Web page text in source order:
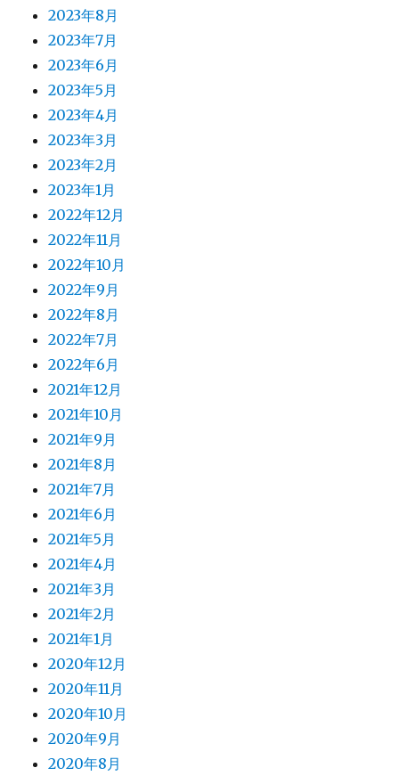
2023年8月
2023年7月
2023年6月
2023年5月
2023年4月
2023年3月
2023年2月
2023年1月
2022年12月
2022年11月
2022年10月
2022年9月
2022年8月
2022年7月
2022年6月
2021年12月
2021年10月
2021年9月
2021年8月
2021年7月
2021年6月
2021年5月
2021年4月
2021年3月
2021年2月
2021年1月
2020年12月
2020年11月
2020年10月
2020年9月
2020年8月